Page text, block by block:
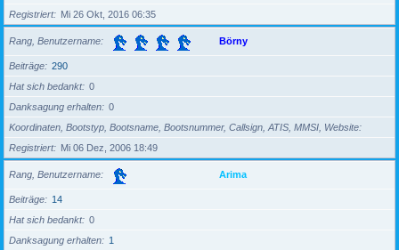
Registriert
Mi 26 Okt, 2016 06:35
Rang, Benutzername Börny
Beiträge
290
Hat sich bedankt
0
Danksagung erhalten
0
Koordinaten, Bootstyp, Bootsname, Bootsnummer, Callsign, ATIS, MMSI, Website
Registriert
Mi 06 Dez, 2006 18:49
Rang, Benutzername Arima
Beiträge
14
Hat sich bedankt
0
Danksagung erhalten
1